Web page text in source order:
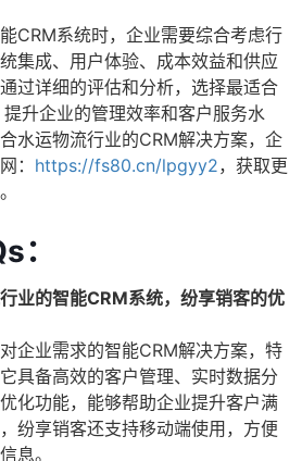
CRM系统时，企业需要综合考虑行
集成、用户体验、成本效益和供应
过详细的评估和分析，选择最适合
升企业的管理效率和客户服务水
水运物流行业的CRM解决方案，企
： https://fs80.cn/lpgyy2，获取更
：
业的智能CRM系统，纷享销客的优
企业需求的智能CRM解决方案，特
具备高效的客户管理、实时数据分
化功能，能够帮助企业提升客户满
纷享销客还支持移动端使用，方便
息。